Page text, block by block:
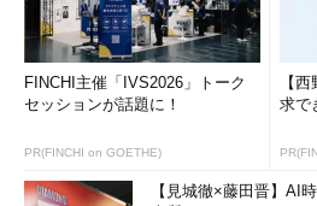
FINCHI主催「IVS2026」トーク
セッションが話題に！
PR(FINCHI on GOETHE)
【
求で
【見城徹×藤田晋】AI